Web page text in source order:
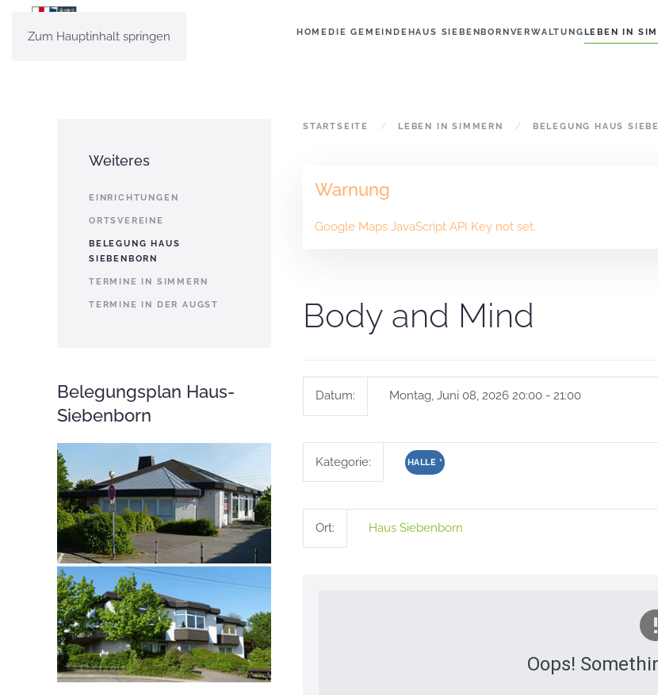
Zum Hauptinhalt springen HOMEDIE GEMEINDEHAUS SIEBENBORNVERWALTUNGLEBEN IN
STARTSEITE LEBEN IN SIMMERN BELEGUNG HAUS
Warnung
Google Maps JavaScript API Key not set.
Body and Mind
Datum: Montag, Juni 08, 2026 20:00 - 21:00
Kategorie: HALLE *
Ort: Haus Siebenborn
Oops!
Weiteres
EINRICHTUNGEN
ORTSVEREINE
BELEGUNG HAUS
SIEBENBORN
TERMINE IN SIMMERN
TERMINE IN DER AUGST
Belegungsplan Haus-
Siebenborn